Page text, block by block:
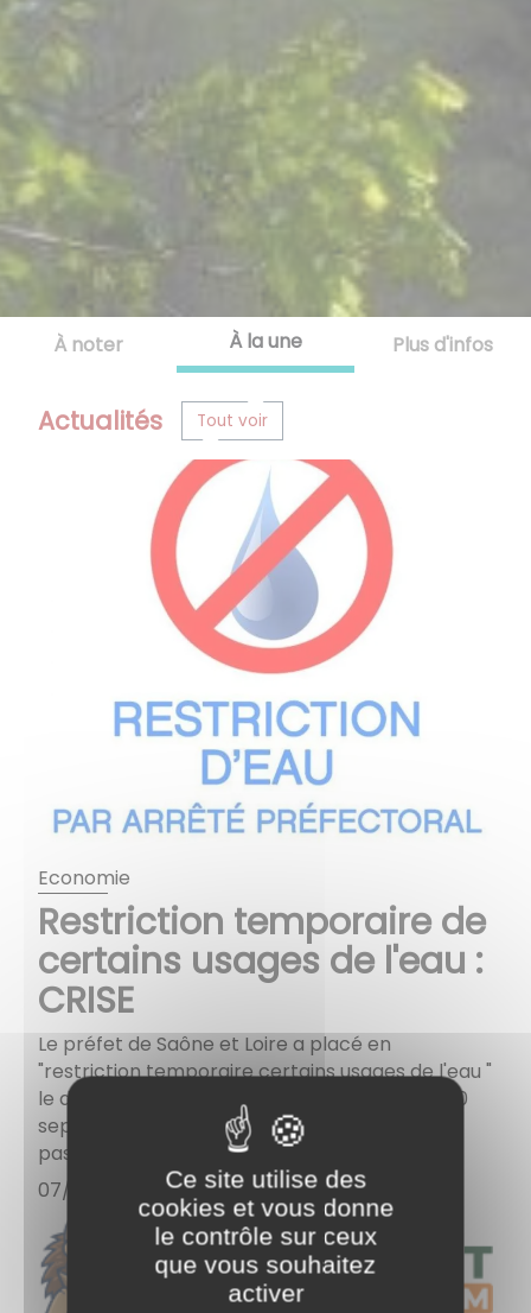
À noter À la une Plus d'infos
Actualités Tout voir
Economie
Restriction temporaire de
certains usages de l'eau :
CRISE
Le préfet de Saône et Loire a placé en
"restriction temporaire certains usages de l'eau "
le département de Saône-et-Loire jusqu'au 30
septembre 2026. Le bassin de la Bourbince
passe au niveau "CRISE" ...
07/08/2026
Ce site utilise des
cookies et vous donne
le contrôle sur ceux
que vous souhaitez
activer